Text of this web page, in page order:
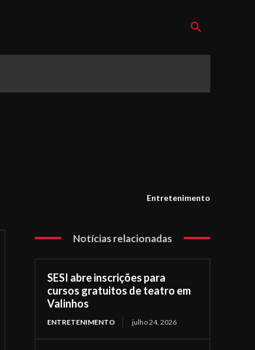
Entretenimento
Notícias relacionadas
SESI abre inscrições para
cursos gratuitos de teatro em
Valinhos
ENTRETENIMENTO julho 24, 2026